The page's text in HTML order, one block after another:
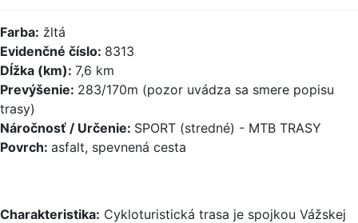
Farba: žltá
Evidenčné číslo: 8313
Dĺžka (km): 7,6 km
Prevýšenie: 283/170m (pozor uvádza sa smere popisu
trasy)
Náročnosť / Určenie: SPORT (stredné) - MTB TRASY
Povrch: asfalt, spevnená cesta
Charakteristika: Cykloturistická trasa je spojkou Vážskej